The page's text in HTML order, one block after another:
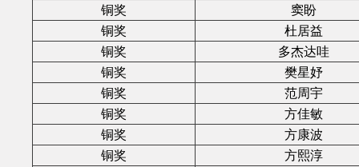
铜奖
窦盼
铜奖
杜居益
铜奖
多杰达哇
铜奖
樊星妤
铜奖
范周宇
铜奖
方佳敏
铜奖
方康波
铜奖
方熙淳